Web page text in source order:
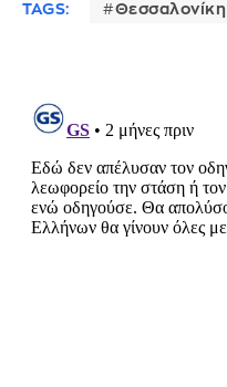
TAGS: Θεσσαλονίκη